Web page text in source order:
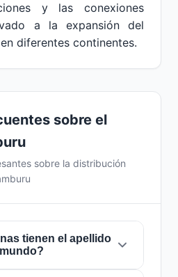
y las conexiones
a la expansión del
diferentes continentes.
sobre el
sobre la distribución
tienen el apellido